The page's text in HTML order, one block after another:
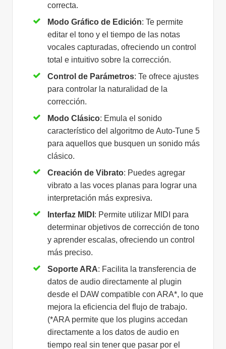
correcta.
Modo Gráfico de Edición: Te permite
editar el tono y el tiempo de las notas
vocales capturadas, ofreciendo un control
total e intuitivo sobre la corrección.
Control de Parámetros: Te ofrece ajustes
para controlar la naturalidad de la
corrección.
Modo Clásico: Emula el sonido
característico del algoritmo de Auto-Tune 5
para aquellos que busquen un sonido más
clásico.
Creación de Vibrato: Puedes agregar
vibrato a las voces planas para lograr una
interpretación más expresiva.
Interfaz MIDI : Permite utilizar MIDI para
determinar objetivos de corrección de tono
y aprender escalas, ofreciendo un control
más preciso.
Soporte ARA: Facilita la transferencia de
datos de audio directamente al plugin
desde el DAW compatible con ARA*, lo que
mejora la eficiencia del flujo de trabajo.
(*ARA permite que los plugins accedan
directamente a los datos de audio en
tiempo real sin tener que pasar por el